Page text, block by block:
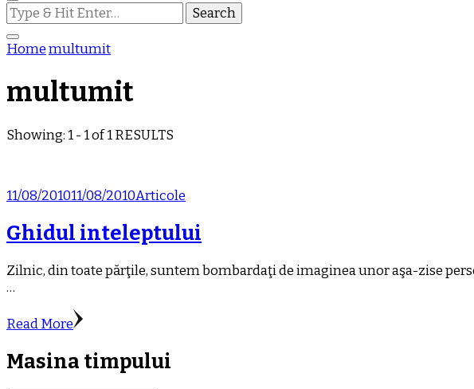
Looking
for
Something?
Homemultumit
multumit
Showing: 1 - 1 of 1 RESULTS
11/08/201011/08/2010Articole
Ghidul inteleptului
Zilnic, din toate părţile, suntem bombardaţi de imaginea unor aşa-zise
…
Read More
Masina timpului